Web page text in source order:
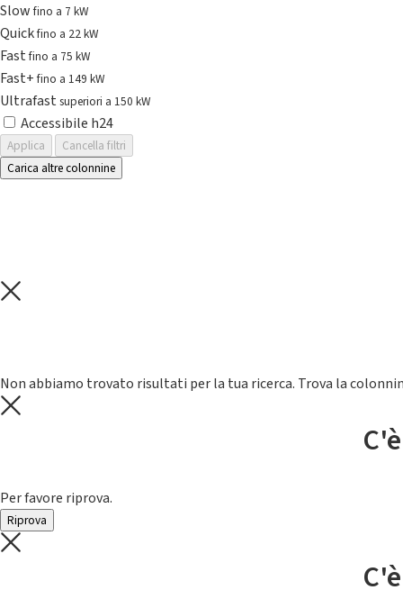
Slowfino a 7 kW
Quickfino a 22 kW
Fastfino a 75 kW
Fast+fino a 149 kW
Ultrafast superiori a 150 kW
Accessibile h24
Applica
Cancella filtri
Carica altre colonnine
Non abbiamo trovato risultati per la tua ricerca. Trova la
Per favore riprova.
Riprova